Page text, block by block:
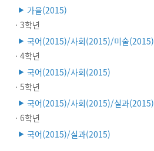
▶ 가을(2015)
· 3학년
▶ 국어(2015)/사회(2015)/미술(2015)
· 4학년
▶ 국어(2015)/사회(2015)
· 5학년
▶ 국어(2015)/사회(2015)/실과(2015)
· 6학년
▶ 국어(2015)/실과(2015)